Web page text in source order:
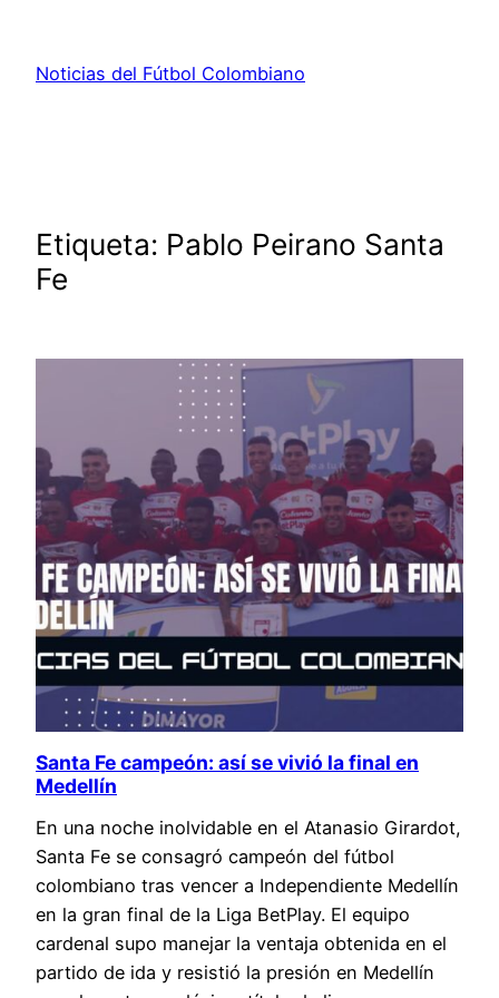
contenido
Noticias del Fútbol Colombiano
Etiqueta: Pablo Peirano Santa
Fe
Santa Fe campeón: así se vivió la final en
Medellín
En una noche inolvidable en el Atanasio Girardot,
Santa Fe se consagró campeón del fútbol
colombiano tras vencer a Independiente Medellín
en la gran final de la Liga BetPlay. El equipo
cardenal supo manejar la ventaja obtenida en el
partido de ida y resistió la presión en Medellín